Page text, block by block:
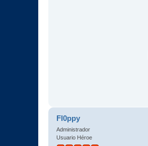
Fl0ppy
Administrador
Usuario Héroe